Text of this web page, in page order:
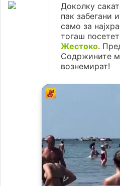
Доколку
пак забегани
само за
тогаш
Жестоко.
Содржините
вознемират!